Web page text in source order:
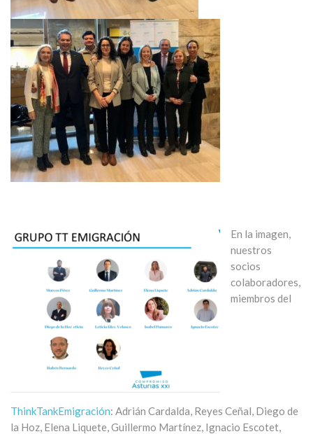
En la imagen,
nuestros
socios
colaboradores,
miembros del
ThinkTankEmigración: Adrián Cardalda, Reyes Ceñal, Diego de
la Hoz, Elena Liquete, Guillermo Martínez, Ignacio Escotet,